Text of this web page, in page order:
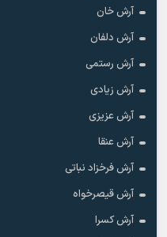
آرش خان
آرش دلفان
آرش رستمی
آرش زیادی
آرش عزیزی
آرش عنقا
آرش فرخزاد نباتی
آرش قیصرخواه
آرش کسرا